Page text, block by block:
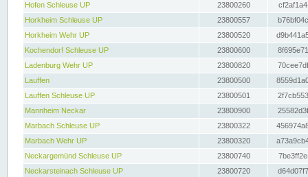
Hofen Schleuse UP
23800260
Horkheim Schleuse UP
23800557
Horkheim Wehr UP
23800520
Kochendorf Schleuse UP
23800600
Ladenburg Wehr UP
23800820
Lauffen
23800500
Lauffen Schleuse UP
23800501
Mannheim Neckar
23800900
Marbach Schleuse UP
23800322
Marbach Wehr UP
23800320
Neckargemünd Schleuse UP
23800740
Neckarsteinach Schleuse UP
23800720